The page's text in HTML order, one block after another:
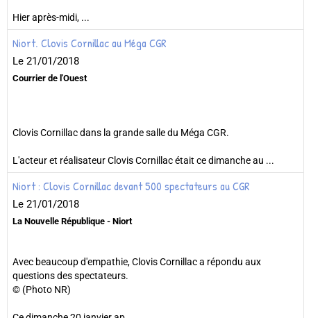
Hier après-midi, ...
Niort. Clovis Cornillac au Méga CGR
Le 21/01/2018
Courrier de l'Ouest
Clovis Cornillac dans la grande salle du Méga CGR.
L'acteur et réalisateur Clovis Cornillac était ce dimanche au ...
Niort : Clovis Cornillac devant 500 spectateurs au CGR
Le 21/01/2018
La Nouvelle République - Niort
Avec beaucoup d'empathie, Clovis Cornillac a répondu aux
questions des spectateurs.
© (Photo NR)